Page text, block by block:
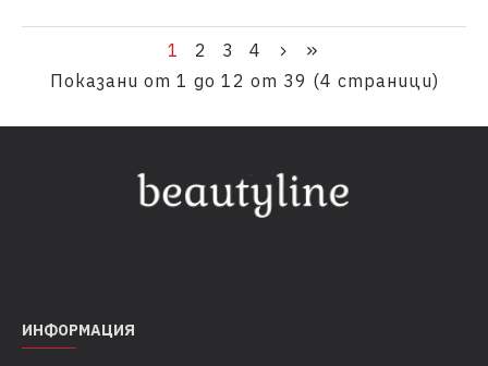
1 2 3
4
Показани от 1 до 12 от 39 (4 страници)
ИНФОРМАЦИЯ